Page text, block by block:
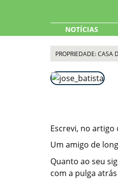
NOTÍCIAS
PROPRIEDADE: CASA
Escrevi, no
Um amigo de
Quanto ao seu
com a pulga